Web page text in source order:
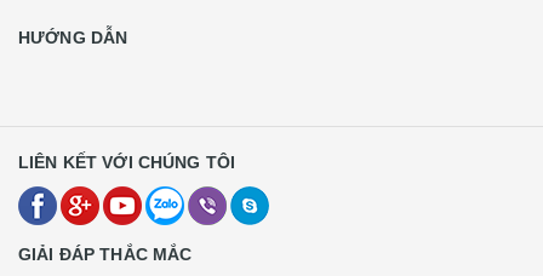
HƯỚNG DẪN
LIÊN KẾT VỚI CHÚNG TÔI
GIẢI ĐÁP THẮC MẮC